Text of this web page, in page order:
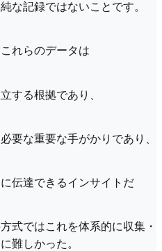
な記録ではないことです。
れらのデータは
する根拠であり、
要な重要な手がかりであり、
伝達できるインサイトだ
式ではこれを体系的に収集・
難しかった。